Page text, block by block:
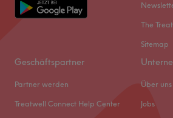
Was unsere Kunden über Sandra
The
Sitemap
Geschäftspartner
Partner werden
Treatwell Connect Help Center
Über uns
Jobs